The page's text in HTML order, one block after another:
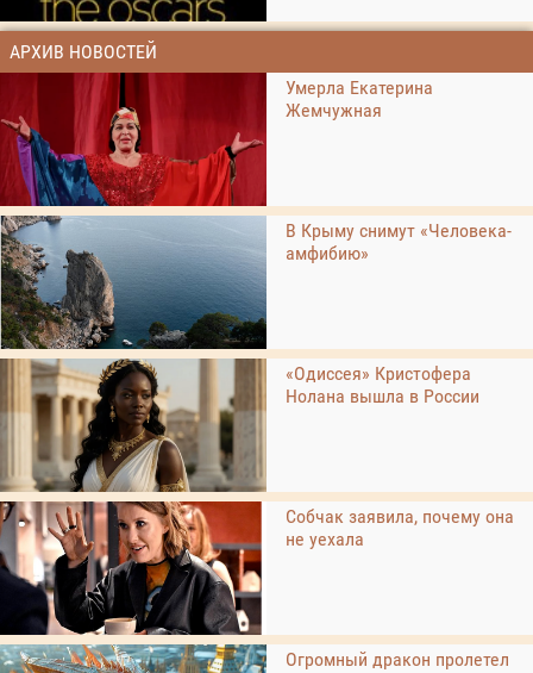
АРХИВ НОВОСТЕЙ
Умерла Екатерина
Жемчужная
В Крыму снимут «Человека-
амфибию»
«Одиссея» Кристофера
Нолана вышла в России
Собчак заявила, почему она
не уехала
Огромный дракон пролетел